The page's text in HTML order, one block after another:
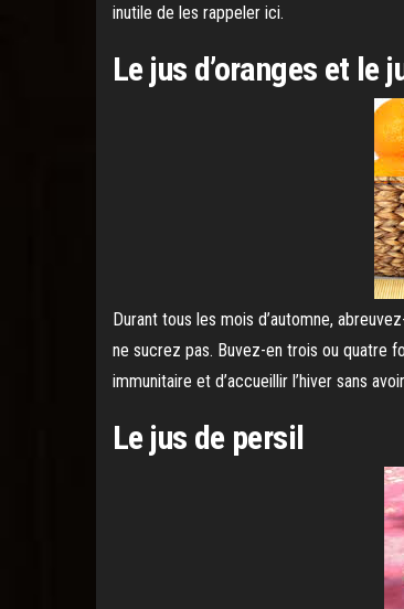
inutile de les rappeler ici.
Le jus d’oranges et le
Durant tous les mois d’automne,
ne sucrez pas. Buvez-en trois ou quatre
immunitaire et d’accueillir l’hiver sans
Le jus de persil